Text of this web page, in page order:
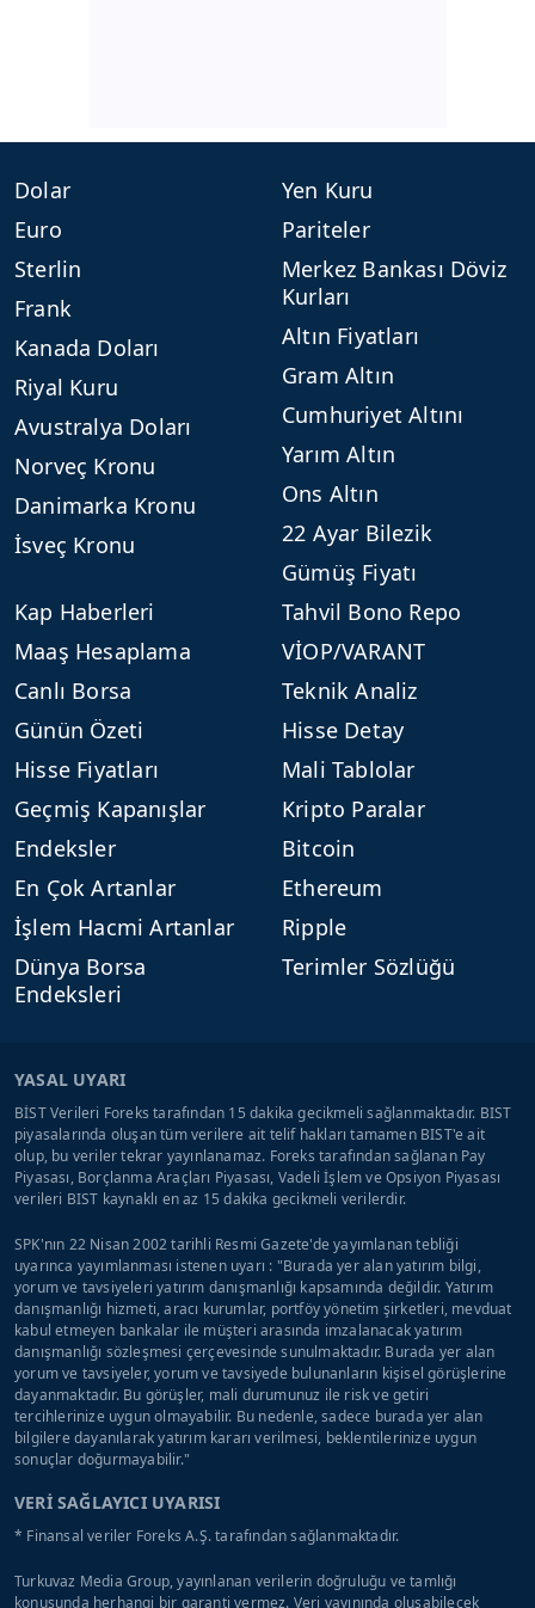
Dolar
Euro
Sterlin
Frank
Kanada Doları
Riyal Kuru
Avustralya Doları
Norveç Kronu
Danimarka Kronu
İsveç Kronu
Yen Kuru
Pariteler
Merkez Bankası Döviz
Kurları
Altın Fiyatları
Gram Altın
Cumhuriyet Altını
Yarım Altın
Ons Altın
22 Ayar Bilezik
Gümüş Fiyatı
Kap Haberleri
Maaş Hesaplama
Canlı Borsa
Günün Özeti
Hisse Fiyatları
Geçmiş Kapanışlar
Endeksler
En Çok Artanlar
İşlem Hacmi Artanlar
Dünya Borsa
Endeksleri
Tahvil Bono Repo
VİOP/VARANT
Teknik Analiz
Hisse Detay
Mali Tablolar
Kripto Paralar
Bitcoin
Ethereum
Ripple
Terimler Sözlüğü
YASAL UYARI
BİST Verileri Foreks tarafından 15 dakika gecikmeli sağlanmaktadır. BIST
piyasalarında oluşan tüm verilere ait telif hakları tamamen BIST'e ait
olup, bu veriler tekrar yayınlanamaz. Foreks tarafından sağlanan Pay
Piyasası, Borçlanma Araçları Piyasası, Vadeli İşlem ve Opsiyon Piyasası
verileri BIST kaynaklı en az 15 dakika gecikmeli verilerdir.
SPK'nın 22 Nisan 2002 tarihli Resmi Gazete'de yayımlanan tebliği
uyarınca yayımlanması istenen uyarı : "Burada yer alan yatırım bilgi,
yorum ve tavsiyeleri yatırım danışmanlığı kapsamında değildir. Yatırım
danışmanlığı hizmeti, aracı kurumlar, portföy yönetim şirketleri, mevduat
kabul etmeyen bankalar ile müşteri arasında imzalanacak yatırım
danışmanlığı sözleşmesi çerçevesinde sunulmaktadır. Burada yer alan
yorum ve tavsiyeler, yorum ve tavsiyede bulunanların kişisel görüşlerine
dayanmaktadır. Bu görüşler, mali durumunuz ile risk ve getiri
tercihlerinize uygun olmayabilir. Bu nedenle, sadece burada yer alan
bilgilere dayanılarak yatırım kararı verilmesi, beklentilerinize uygun
sonuçlar doğurmayabilir."
VERİ SAĞLAYICI UYARISI
* Finansal veriler Foreks A.Ş. tarafından sağlanmaktadır.
Turkuvaz Media Group, yayınlanan verilerin doğruluğu ve tamlığı
konusunda herhangi bir garanti vermez. Veri yayınında oluşabilecek